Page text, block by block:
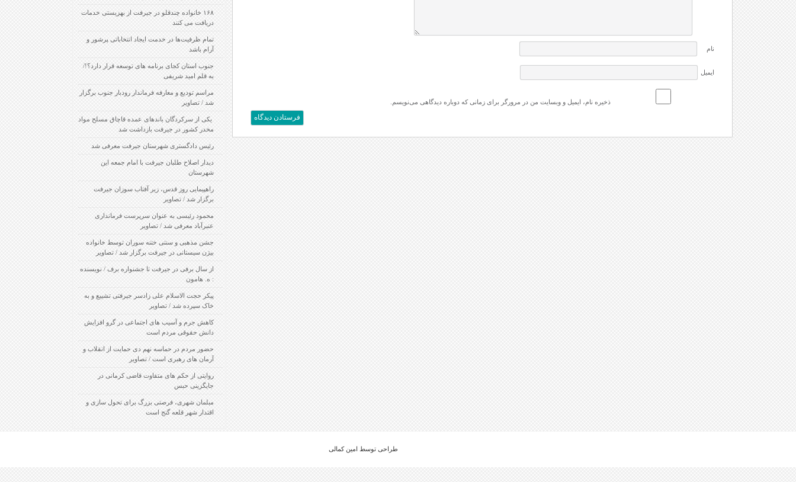
نام
ایمیل
ذخیره نام، ایمیل و وبسایت من در مرورگر برای زمانی که دوباره دیدگاهی می‌نویسم.
۱۶۸ خانواده چندقلو در جیرفت از بهزیستی خدمات
دریافت می کنند
تمام ظرفیت‌ها در خدمت ایجاد انتخاباتی پرشور و
آرام باشد
جنوب استان کجای برنامه های توسعه قرار دارد؟!/
به قلم امید شریفی
مراسم تودیع و معارفه فرماندار رودبار جنوب برگزار
شد / تصاویر
‍ یکی از سرکردگان باندهای عمده قاچاق مسلح مواد
مخدر کشور در جیرفت بازداشت شد
رئیس دادگستری شهرستان جیرفت معرفی شد
دیدار اصلاح طلبان جیرفت با امام جمعه این
شهرستان
راهپیمایی روز قدس، زیر آفتاب سوزان جیرفت
برگزار شد / تصاویر
محمود رئیسی به عنوان سرپرست فرمانداری
عنبرآباد معرفی شد / تصاویر
جشن مذهبی و سنتی ختنه سوران توسط خانواده
بیژن سیستانی در جیرفت برگزار شد / تصاویر
از سال برفی در جیرفت تا جشنواره برف / نویسنده
: ه. هامون
پیکر حجت الاسلام علی زادسر جیرفتی تشییع و به
خاک سپرده شد / تصاویر
کاهش جرم و آسیب های اجتماعی در گرو افزایش
دانش حقوقی مردم است
حضور مردم در حماسه نهم دی حمایت از انقلاب و
آرمان های رهبری است / تصاویر
روایتی از حکم های متفاوت قاضی کرمانی در
جایگزینی حبس
مبلمان شهری، فرصتی بزرگ برای تحول سازی و
اقتدار شهر قلعه گنج است
طراحی توسط امین کمالی